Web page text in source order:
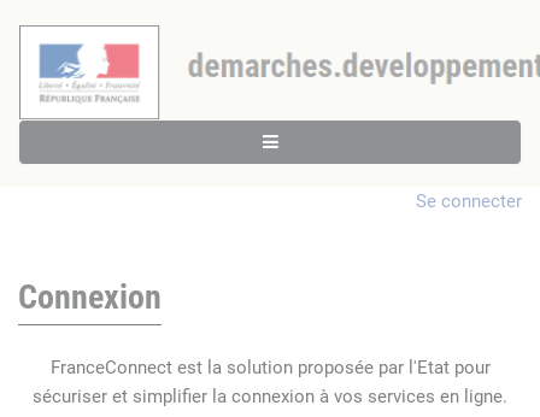
Se connecter
Connexion
FranceConnect est la solution proposée par l'Etat pour
sécuriser et simplifier la connexion à vos services en ligne.